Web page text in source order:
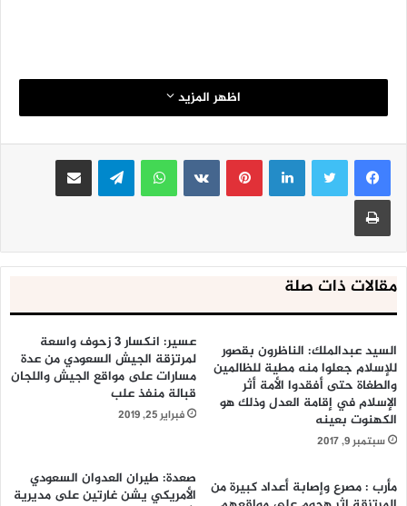
اظهر المزيد
لينكدإنبينتيريست واتساب تيلقرام مشاركة عبر البريد
طباعة
مقالات ذات صلة
السيد عبدالملك: الناظرون بقصور
للإسلام جعلوا منه مطية للظالمين
والطغاة حتى أفقدوا الأمة أثر
الإسلام في إقامة العدل وذلك هو
الكهنوت بعينه
سبتمبر 9, 2017
عسير: انكسار 3 زحوف واسعة
لمرتزقة الجيش السعودي من عدة
مسارات على مواقع الجيش واللجان
قبالة منفذ علب
فبراير 25, 2019
مأرب : مصرع وإصابة أعداد كبيرة من
صعدة: طيران العدوان السعودي
الأمريكي يشن غارتين على مديرية